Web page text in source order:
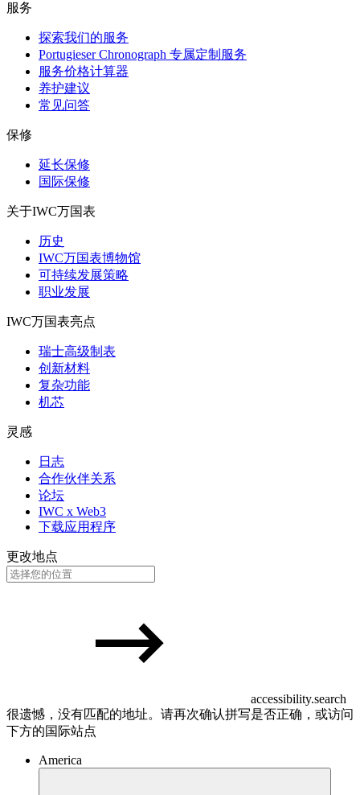
服务
探索我们的服务
Portugieser Chronograph 专属定制服务
服务价格计算器
养护建议
常见问答
保修
延长保修
国际保修
关于IWC万国表
历史
IWC万国表博物馆
可持续发展策略
职业发展
IWC万国表亮点
瑞士高级制表
创新材料
复杂功能
机芯
灵感
日志
合作伙伴关系
论坛
IWC x Web3
下载应用程序
更改地点
accessibility.search
很遗憾，没有匹配的地址。请再次确认拼写是否正确，或访问
下方的国际站点
America